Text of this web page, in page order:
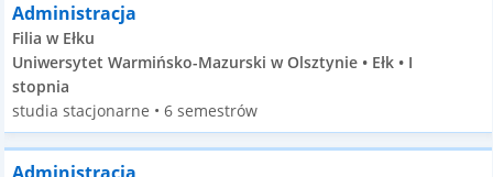
Administracja
Filia w Ełku
Uniwersytet Warmińsko-Mazurski w Olsztynie • Ełk • I
stopnia
studia stacjonarne • 6 semestrów